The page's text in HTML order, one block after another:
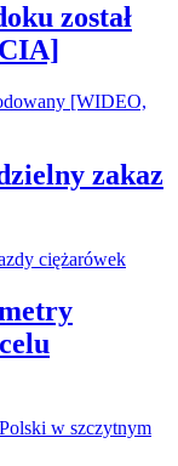
został
zakaz